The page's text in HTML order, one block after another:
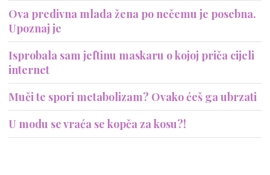
Ova predivna mlada žena po nečemu je posebna.
Upoznaj je
Isprobala sam jeftinu maskaru o kojoj priča cijeli
internet
Muči te spori metabolizam? Ovako ćeš ga ubrzati
U modu se vraća se kopča za kosu?!